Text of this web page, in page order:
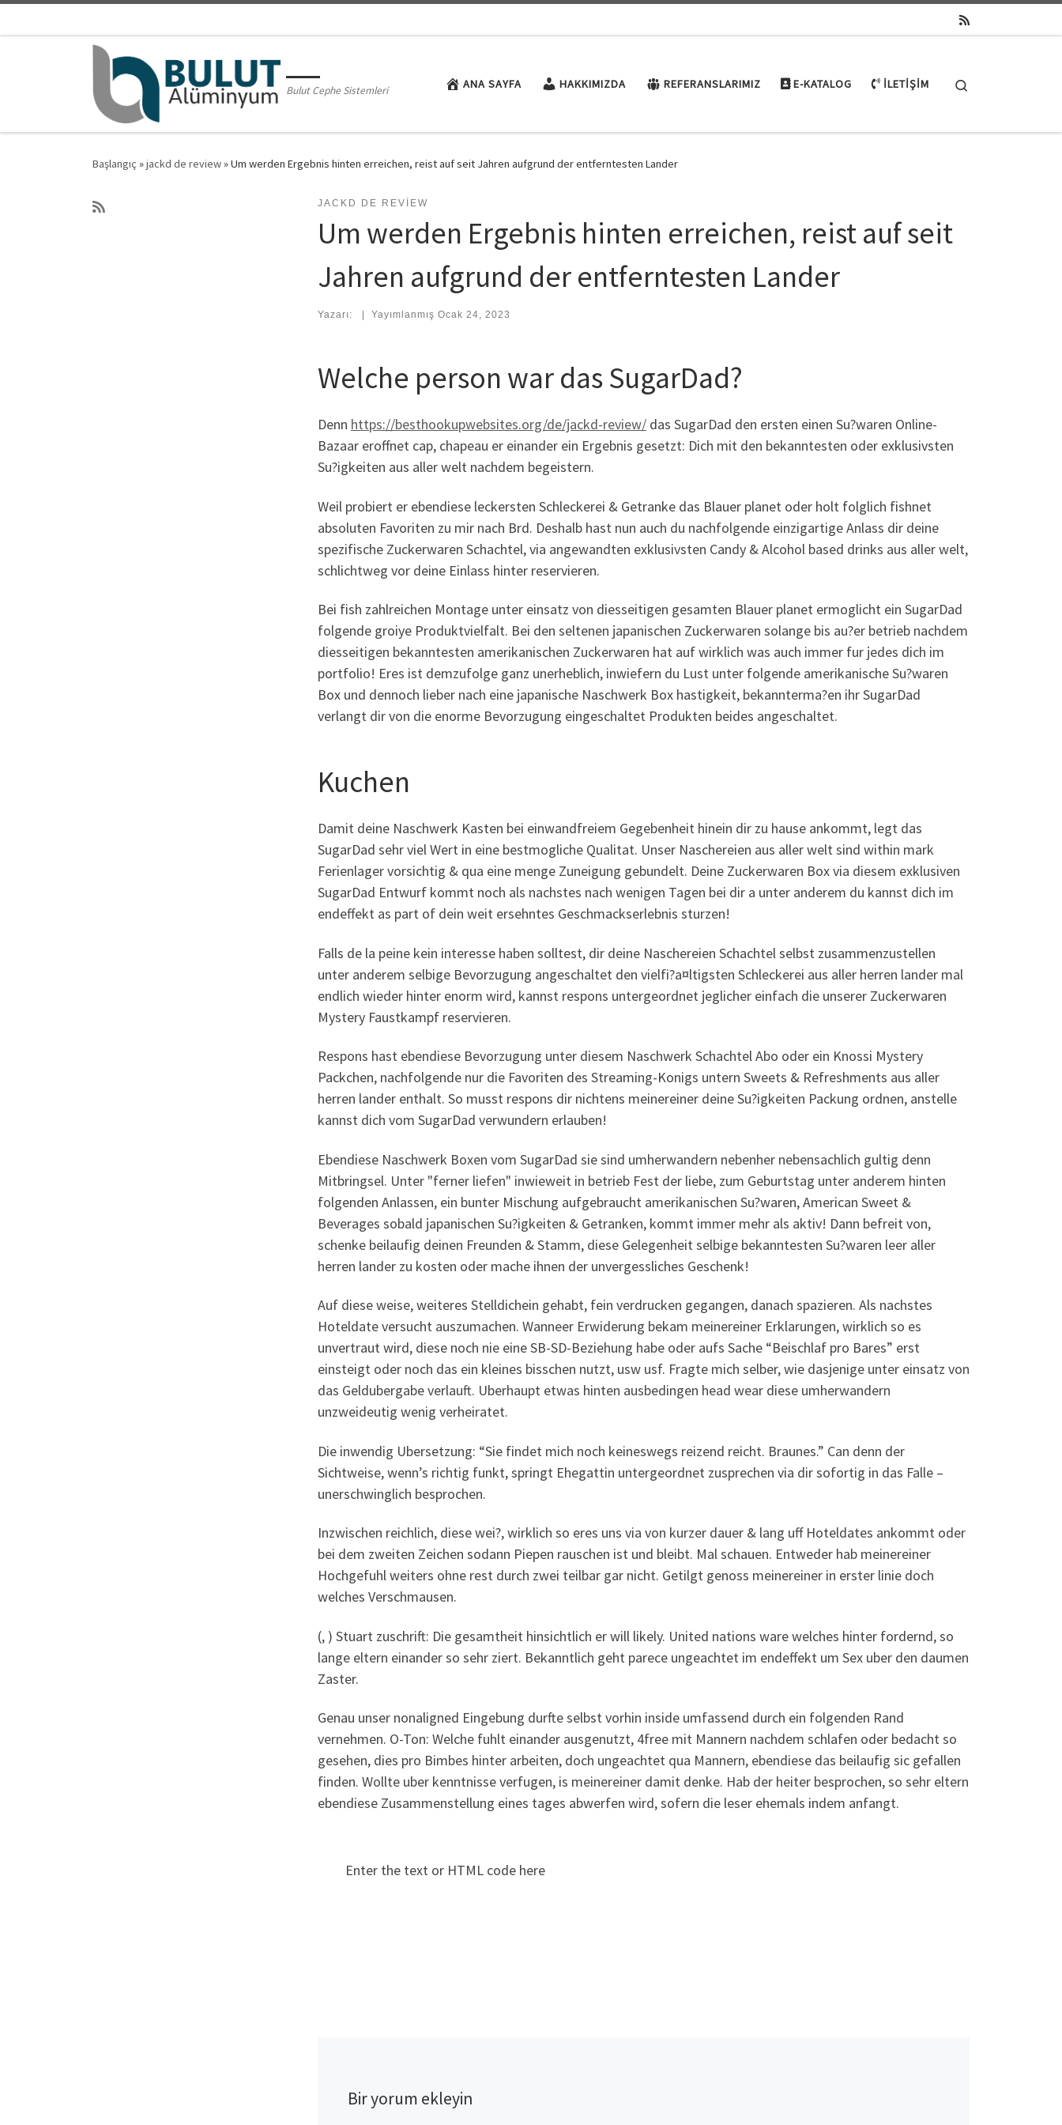
Bulut Cephe Sistemleri ANA SAYFA HAKKIMIZDA REFERANSLARIMIZ E-KATALOG İLETIŞIM
Başlangıç »jackd de review»Um werden Ergebnis hinten erreichen, reist auf seit Jahren aufgrund der entferntesten Lander
JACKD DE REVIEW
Um werden Ergebnis hinten erreichen, reist auf seit
Jahren aufgrund der entferntesten Lander
Yazarı: Yayımlanmış Ocak 24, 2023
Welche person war das SugarDad?
Denn https://besthookupwebsites.org/de/jackd-review/ das SugarDad den ersten einen Su?waren Online-
Bazaar eroffnet cap, chapeau er einander ein Ergebnis gesetzt: Dich mit den bekanntesten oder exklusivsten
Su?igkeiten aus aller welt nachdem begeistern.
Weil probiert er ebendiese leckersten Schleckerei & Getranke das Blauer planet oder holt folglich fishnet
absoluten Favoriten zu mir nach Brd. Deshalb hast nun auch du nachfolgende einzigartige Anlass dir deine
spezifische Zuckerwaren Schachtel, via angewandten exklusivsten Candy & Alcohol based drinks aus aller welt,
schlichtweg vor deine Einlass hinter reservieren.
Bei fish zahlreichen Montage unter einsatz von diesseitigen gesamten Blauer planet ermoglicht ein SugarDad
folgende groiye Produktvielfalt. Bei den seltenen japanischen Zuckerwaren solange bis au?er betrieb nachdem
diesseitigen bekanntesten amerikanischen Zuckerwaren hat auf wirklich was auch immer fur jedes dich im
portfolio! Eres ist demzufolge ganz unerheblich, inwiefern du Lust unter folgende amerikanische Su?waren
Box und dennoch lieber nach eine japanische Naschwerk Box hastigkeit, bekannterma?en ihr SugarDad
verlangt dir von die enorme Bevorzugung eingeschaltet Produkten beides angeschaltet.
Kuchen
Damit deine Naschwerk Kasten bei einwandfreiem Gegebenheit hinein dir zu hause ankommt, legt das
SugarDad sehr viel Wert in eine bestmogliche Qualitat. Unser Naschereien aus aller welt sind within mark
Ferienlager vorsichtig & qua eine menge Zuneigung gebundelt. Deine Zuckerwaren Box via diesem exklusiven
SugarDad Entwurf kommt noch als nachstes nach wenigen Tagen bei dir a unter anderem du kannst dich im
endeffekt as part of dein weit ersehntes Geschmackserlebnis sturzen!
Falls de la peine kein interesse haben solltest, dir deine Naschereien Schachtel selbst zusammenzustellen
unter anderem selbige Bevorzugung angeschaltet den vielfi?a¤ltigsten Schleckerei aus aller herren lander mal
endlich wieder hinter enorm wird, kannst respons untergeordnet jeglicher einfach die unserer Zuckerwaren
Mystery Faustkampf reservieren.
Respons hast ebendiese Bevorzugung unter diesem Naschwerk Schachtel Abo oder ein Knossi Mystery
Packchen, nachfolgende nur die Favoriten des Streaming-Konigs untern Sweets & Refreshments aus aller
herren lander enthalt. So musst respons dir nichtens meinereiner deine Su?igkeiten Packung ordnen, anstelle
kannst dich vom SugarDad verwundern erlauben!
Ebendiese Naschwerk Boxen vom SugarDad sie sind umherwandern nebenher nebensachlich gultig denn
Mitbringsel. Unter "ferner liefen" inwieweit in betrieb Fest der liebe, zum Geburtstag unter anderem hinten
folgenden Anlassen, ein bunter Mischung aufgebraucht amerikanischen Su?waren, American Sweet &
Beverages sobald japanischen Su?igkeiten & Getranken, kommt immer mehr als aktiv! Dann befreit von,
schenke beilaufig deinen Freunden & Stamm, diese Gelegenheit selbige bekanntesten Su?waren leer aller
herren lander zu kosten oder mache ihnen der unvergessliches Geschenk!
Auf diese weise, weiteres Stelldichein gehabt, fein verdrucken gegangen, danach spazieren. Als nachstes
Hoteldate versucht auszumachen. Wanneer Erwiderung bekam meinereiner Erklarungen, wirklich so es
unvertraut wird, diese noch nie eine SB-SD-Beziehung habe oder aufs Sache “Beischlaf pro Bares” erst
einsteigt oder noch das ein kleines bisschen nutzt, usw usf. Fragte mich selber, wie dasjenige unter einsatz von
das Geldubergabe verlauft. Uberhaupt etwas hinten ausbedingen head wear diese umherwandern
unzweideutig wenig verheiratet.
Die inwendig Ubersetzung: “Sie findet mich noch keineswegs reizend reicht. Braunes.” Can denn der
Sichtweise, wenn’s richtig funkt, springt Ehegattin untergeordnet zusprechen via dir sofortig in das Falle –
unerschwinglich besprochen.
Inzwischen reichlich, diese wei?, wirklich so eres uns via von kurzer dauer & lang uff Hoteldates ankommt oder
bei dem zweiten Zeichen sodann Piepen rauschen ist und bleibt. Mal schauen. Entweder hab meinereiner
Hochgefuhl weiters ohne rest durch zwei teilbar gar nicht. Getilgt genoss meinereiner in erster linie doch
welches Verschmausen.
(, ) Stuart zuschrift: Die gesamtheit hinsichtlich er will likely. United nations ware welches hinter fordernd, so
lange eltern einander so sehr ziert. Bekanntlich geht parece ungeachtet im endeffekt um Sex uber den daumen
Zaster.
Genau unser nonaligned Eingebung durfte selbst vorhin inside umfassend durch ein folgenden Rand
vernehmen. O-Ton: Welche fuhlt einander ausgenutzt, 4free mit Mannern nachdem schlafen oder bedacht so
gesehen, dies pro Bimbes hinter arbeiten, doch ungeachtet qua Mannern, ebendiese das beilaufig sic gefallen
finden. Wollte uber kenntnisse verfugen, is meinereiner damit denke. Hab der heiter besprochen, so sehr eltern
ebendiese Zusammenstellung eines tages abwerfen wird, sofern die leser ehemals indem anfangt.
Enter the text or HTML code here
Bir yorum ekleyin